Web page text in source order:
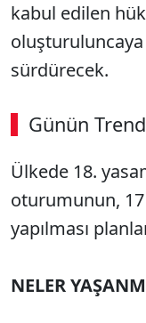
kabul edilen
sürdürecek.
Günün
00:02 / 08:06
Ülkede 18.
oturumunun,
yapılması
NELER